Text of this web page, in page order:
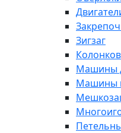
Зигзаг
Машины
Машины